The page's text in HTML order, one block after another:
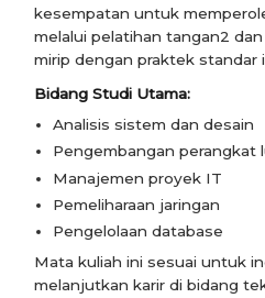
kesempatan untuk
melalui pelatihan tangan2
mirip dengan praktek standar
Bidang Studi Utama:
Analisis sistem dan desain
Pengembangan perangkat
Manajemen proyek IT
Pemeliharaan jaringan
Pengelolaan database
Mata kuliah ini sesuai untuk
melanjutkan karir di bidang